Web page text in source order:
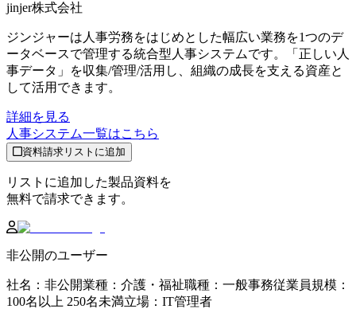
jinjer株式会社
ジンジャーは人事労務をはじめとした幅広い業務を1つのデ
ータベースで管理する統合型人事システムです。「正しい人
事データ」を収集/管理/活用し、組織の成長を支える資産と
して活用できます。
詳細を見る
人事システム一覧はこちら
資料請求リストに追加
リストに追加した製品資料を
無料で請求できます。
非公開のユーザー
社名 ： 非公開業種 ： 介護・福祉職種 ： 一般事務従業員規模 ：
100名以上 250名未満立場 ： IT管理者